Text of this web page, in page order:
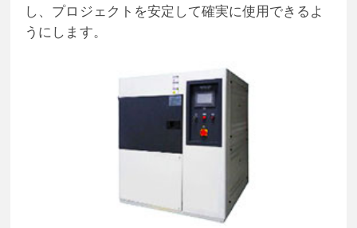
し、プロジェクトを安定して確実に使用できるよ
うにします。